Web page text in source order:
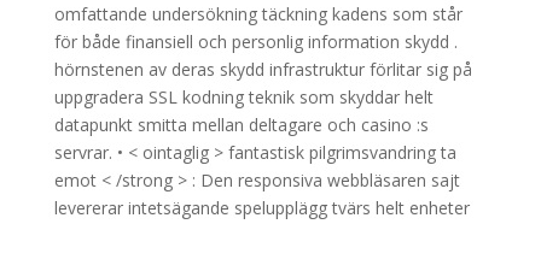
omfattande undersökning täckning kadens som står
för både finansiell och personlig information skydd .
hörnstenen av deras skydd infrastruktur förlitar sig på
uppgradera SSL kodning teknik som skyddar helt
datapunkt smitta mellan deltagare och casino :s
servrar. • < ointaglig > fantastisk pilgrimsvandring ta
emot < /strong > : Den responsiva webbläsaren sajt
levererar intetsägande spelupplägg tvärs helt enheter